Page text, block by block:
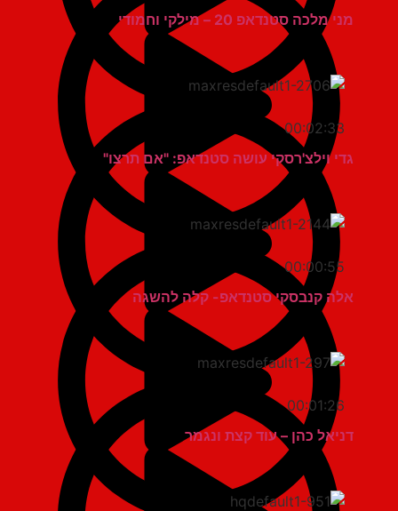
מני מלכה סטנדאפ 20 – מילקי וחמודי
00:02:33
גדי וילצ'רסקי עושה סטנדאפ: "אם תרצו"
00:00:55
אלה קנבסקי סטנדאפ- קלה להשגה
00:01:26
דניאל כהן – עוד קצת ונגמר